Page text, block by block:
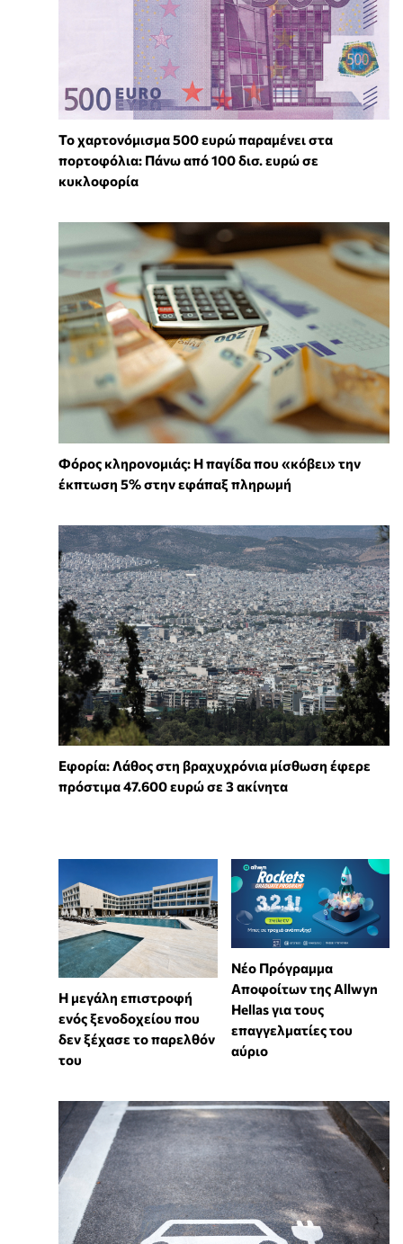
Το χαρτονόμισμα 500 ευρώ παραμένει στα
πορτοφόλια: Πάνω από 100 δισ. ευρώ σε
κυκλοφορία
Φόρος κληρονομιάς: Η παγίδα που «κόβει» την
έκπτωση 5% στην εφάπαξ πληρωμή
Εφορία: Λάθος στη βραχυχρόνια μίσθωση έφερε
πρόστιμα 47.600 ευρώ σε 3 ακίνητα
Η μεγάλη επιστροφή
ενός ξενοδοχείου που
δεν ξέχασε το παρελθόν
του
Νέο Πρόγραμμα
Αποφοίτων της Allwyn
Hellas για τους
επαγγελματίες του
αύριο